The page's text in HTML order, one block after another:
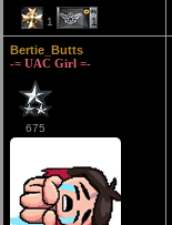
1 1
Bertie_Butts
-= UAC Girl =-
675